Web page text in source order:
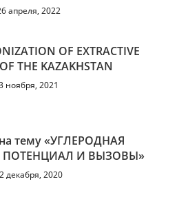
апреля, 2022
OF EXTRACTIVE
THE KAZAKHSTAN
ноября, 2021
тему «УГЛЕРОДНАЯ
ПОТЕНЦИАЛ И ВЫЗОВЫ»
декабря, 2020